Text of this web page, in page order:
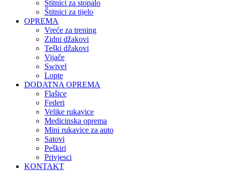
Štitnici za stopalo
Štitnici za tijelo
OPREMA
Vreće za trening
Zidni džakovi
Teški džakovi
Vijače
Swivel
Lopte
DODATNA OPREMA
Flašice
Federi
Velike rukavice
Medicinska oprema
Mini rukavice za auto
Satovi
Peškiri
Privjesci
KONTAKT